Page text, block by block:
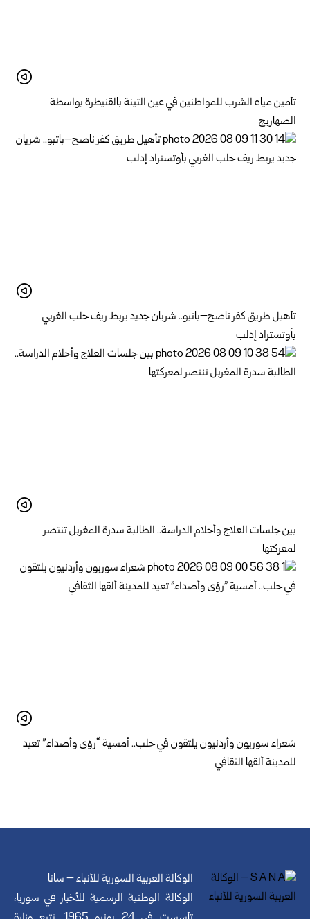
تأمين مياه الشرب للمواطنين في عين التينة بالقنيطرة ‏بواسطة
الصهاريج
تأهيل طريق كفر ناصح–باتبو.. شريان جديد يربط ريف حلب الغربي
بأوتستراد إدلب
بين جلسات العلاج وأحلام الدراسة.. الطالبة سدرة المغربل تنتصر
لمعركتها
شعراء سوريون وأردنيون يلتقون في حلب.. أمسية “رؤى وأصداء” تعيد
للمدينة ألقها الثقافي
الوكالة العربية السورية للأنباء – سانا
الوكالة الوطنية الرسمية للأخبار في سوريا،